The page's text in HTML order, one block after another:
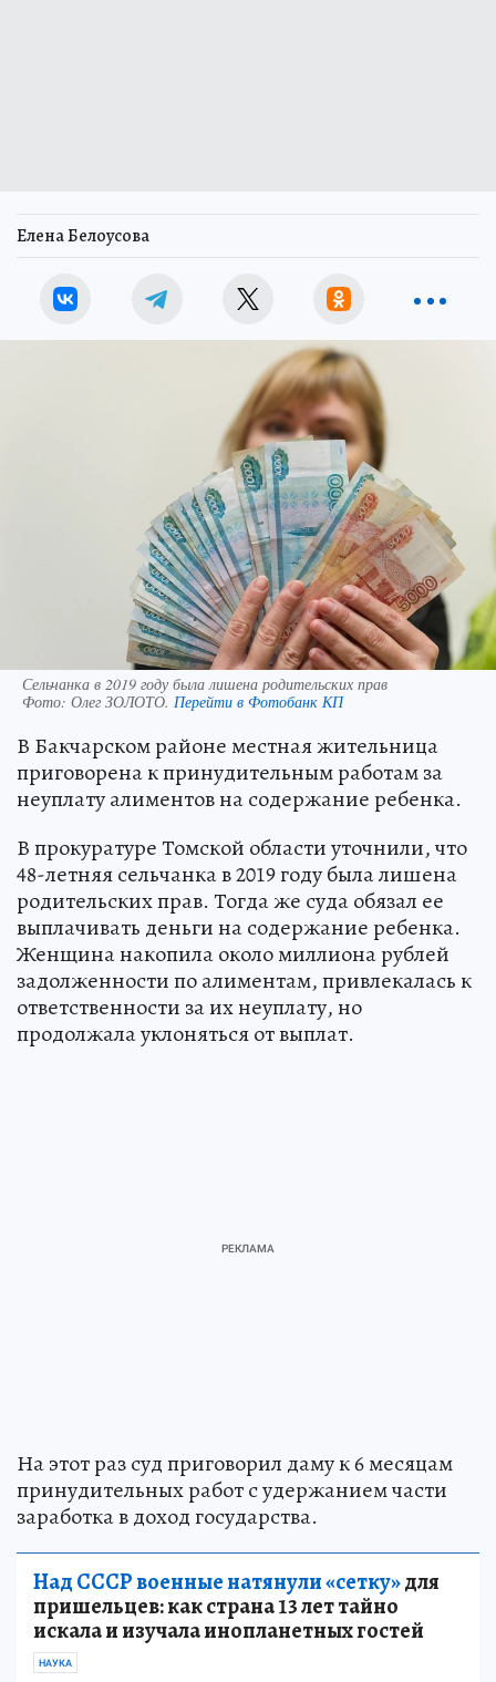
Елена Белоусова
Сельчанка в 2019 году была лишена родительских прав
Фото: Олег ЗОЛОТО. Перейти в Фотобанк КП
В Бакчарском районе местная жительница
приговорена к принудительным работам за
неуплату алиментов на содержание ребенка.
В прокуратуре Томской области уточнили, что
48-летняя сельчанка в 2019 году была лишена
родительских прав. Тогда же суда обязал ее
выплачивать деньги на содержание ребенка.
Женщина накопила около миллиона рублей
задолженности по алиментам, привлекалась к
ответственности за их неуплату, но
продолжала уклоняться от выплат.
На этот раз суд приговорил даму к 6 месяцам
принудительных работ с удержанием части
заработка в доход государства.
Над СССР военные натянули «сетку»для
пришельцев: как страна 13 лет тайно
искала и изучала инопланетных гостей
НАУКА